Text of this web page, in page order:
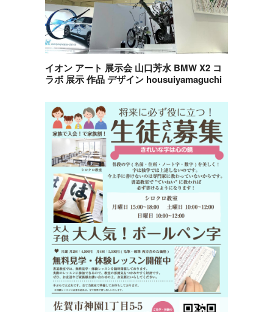
イオン アート 展示会 山口芳水 BMW X2 コ
ラボ 展示 作品 デザイン housuiyamaguchi